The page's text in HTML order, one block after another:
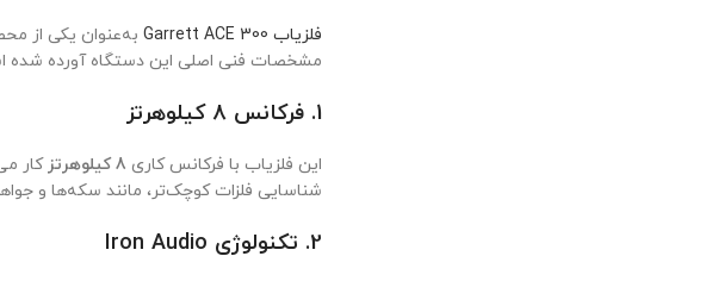
فلزیاب Garrett ACE 300 به‌عنوان یکی از
مشخصات فنی اصلی این دستگاه آورده شده
1. فرکانس 8 کیلوهرتز
این فلزیاب با فرکانس کاری 8 کیلوهرتز
کار
شناسایی فلزات کوچک‌تر، مانند سکه‌ها و
2. تکنولوژی Iron Audio